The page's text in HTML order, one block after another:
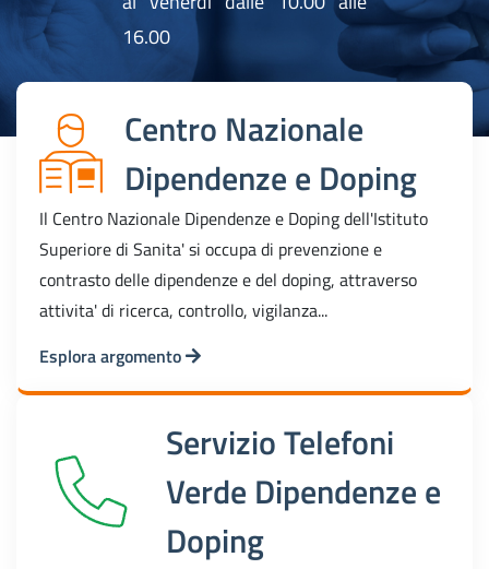
16.00
Centro Nazionale
Dipendenze e Doping
Il Centro Nazionale Dipendenze e Doping dell'Istituto
Superiore di Sanita' si occupa di prevenzione e
contrasto delle dipendenze e del doping, attraverso
attivita' di ricerca, controllo, vigilanza...
Esplora argomento
Servizio Telefoni
Verde Dipendenze e
Doping